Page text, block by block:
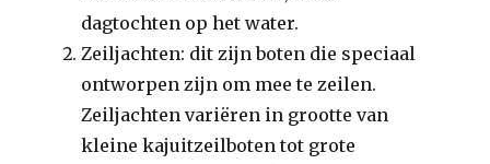
dagtochten op het water.
Zeiljachten: dit zijn boten die speciaal
ontworpen zijn om mee te zeilen.
Zeiljachten variëren in grootte van
kleine kajuitzeilboten tot grote